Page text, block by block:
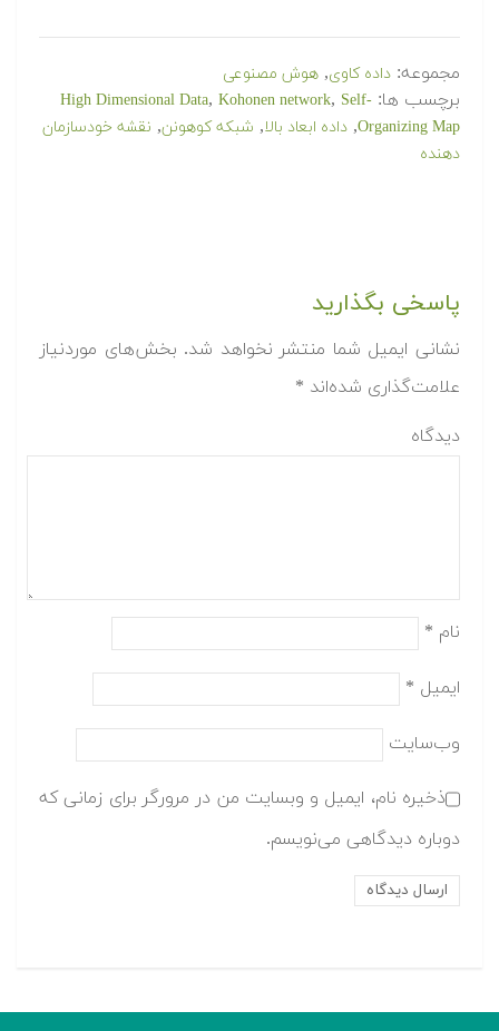
مجموعه: داده کاوی, هوش مصنوعی
برچسب ها: High Dimensional Data, Kohonen network, Self-
Organizing Map
, داده ابعاد بالا, شبکه کوهونن, نقشه خودسازمان
دهنده
پاسخی بگذارید
نشانی ایمیل شما منتشر نخواهد شد. بخش‌های موردنیاز
علامت‌گذاری شده‌اند *
دیدگاه
نام *
ایمیل *
وب‌سایت
ذخیره نام، ایمیل و وبسایت من در مرورگر برای زمانی که
دوباره دیدگاهی می‌نویسم.